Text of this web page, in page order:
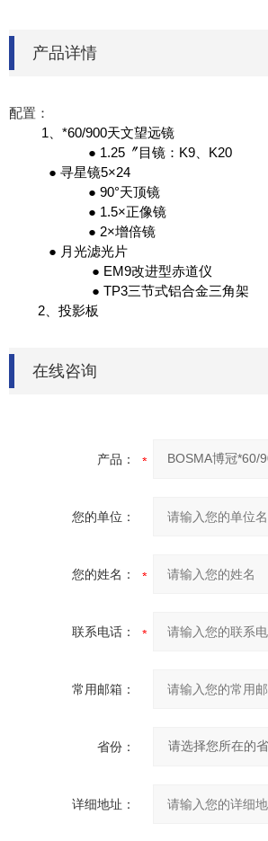
产品详情
配置：
1、*60/900天文望远镜
● 1.25 〞目镜： K9
K20
● 寻星镜5×24
● 90°天顶镜
● 1.5×正像镜
● 2×增倍镜
● 月光滤光片
● EM9改进型赤道仪
● TP3三节式铝合金三角架
2、投影板
在线咨询
产品：
您的单位：
您的姓名：
联系电话：
常用邮箱：
省份：
详细地址：